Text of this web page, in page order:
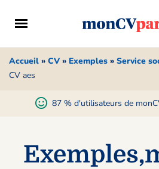
Accueil » CV » Exemples » Service
CV aes
87 % d'utilisateurs de